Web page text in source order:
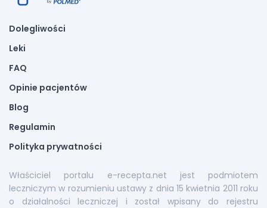
Dolegliwości
Leki
FAQ
Opinie pacjentów
Blog
Regulamin
Polityka prywatności
Właściciel portalu e-recepta.net jest podmiotem
leczniczym w rozumieniu ustawy z dnia 15 kwietnia 2011 roku
o działalności leczniczej i został wpisany do rejestru